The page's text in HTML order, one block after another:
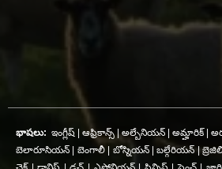
భాషలు: ఇంగ్లీష్ ఆఫ్రికాన్స్ |అల్బేనియన్ అమ్హారిక్
బెలారూసియన్
బెంగాలీ| బోస్నియన్|బల్గేరియన్ |